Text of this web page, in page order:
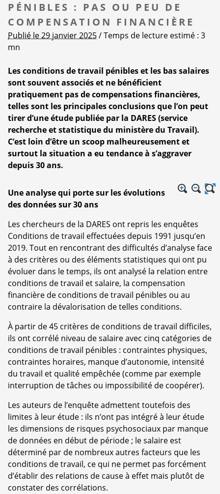
PÉNIBLES : PAS OU PEU DE
COMPENSATION FINANCIÈRE
Publié le 29 janvier 2025/ Temps de lecture estimé : 3
mn
Les conditions de travail pénibles et les bas salaires
sont souvent associés et ne bénéficient
pratiquement pas de compensations financières,
telles sont les principales conclusions que l’on peut
tirer d’une étude publiée par la DARES (service
recherche et statistique du ministère du Travail).
C’est loin d’être un scoop malheureusement et
surtout la situation a eu tendance à s’aggraver
depuis 30 ans.
Une analyse qui porte sur les évolutions
des données sur 30 ans
Les chercheurs de la DARES ont repris les enquêtes
Conditions de travail effectuées depuis 1991 jusqu’en
2019. Tout en rencontrant des difficultés d’analyse face
à des critères ou des éléments statistiques qui ont pu
évoluer dans le temps, ils ont analysé la relation entre
conditions de travail et salaire, la compensation
financière de conditions de travail pénibles ou au
contraire la dévalorisation de telles conditions.
À partir de 45 critères de conditions de travail difficiles,
ils ont corrélé niveau de salaire avec cinq catégories de
conditions de travail pénibles : contraintes physiques,
contraintes horaires, manque d’autonomie, intensité
du travail et qualité empêchée (comme par exemple
interruption de tâches ou impossibilité de coopérer).
Les auteurs de l’enquête admettent toutefois des
limites à leur étude : ils n’ont pas intégré à leur étude
les dimensions de risques psychosociaux par manque
de données en début de période ; le salaire est
déterminé par de nombreux autres facteurs que les
conditions de travail, ce qui ne permet pas forcément
d’établir des relations de cause à effet mais plutôt de
constater des corrélations.